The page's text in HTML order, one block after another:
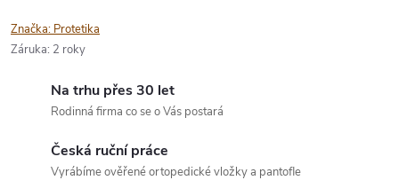
Značka: Protetika
Záruka: 2 roky
Na trhu přes 30 let
Rodinná firma co se o Vás postará
Česká ruční práce
Vyrábíme ověřené ortopedické vložky a pantofle